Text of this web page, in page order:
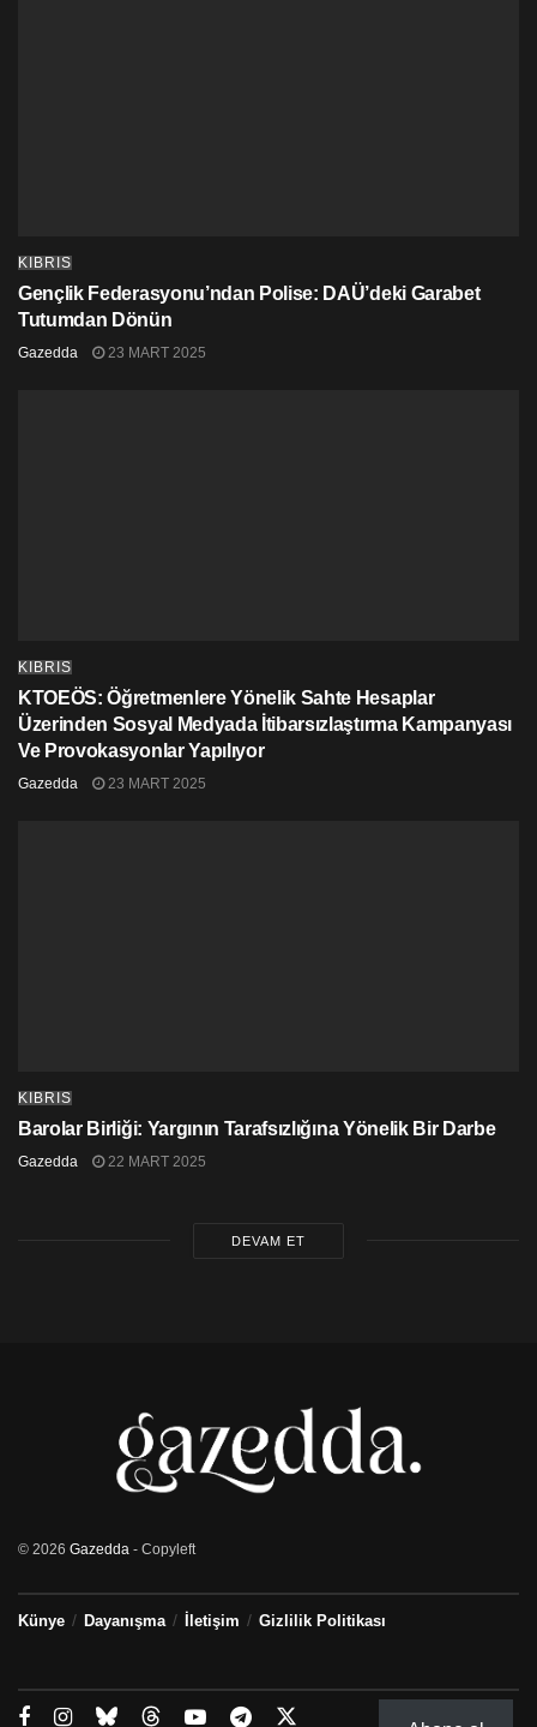
KIBRIS
Gençlik Federasyonu’ndan Polise: DAÜ’deki Garabet
Tutumdan Dönün
Gazedda 23 MART 2025
KIBRIS
KTOEÖS: Öğretmenlere Yönelik Sahte Hesaplar
Üzerinden Sosyal Medyada İtibarsızlaştırma Kampanyası
Ve Provokasyonlar Yapılıyor
Gazedda 23 MART 2025
KIBRIS
Barolar Birliği: Yargının Tarafsızlığına Yönelik Bir Darbe
Gazedda 22 MART 2025
DEVAM ET
© 2026 Gazedda - Copyleft
Künye Dayanışma İletişim Gizlilik Politikası